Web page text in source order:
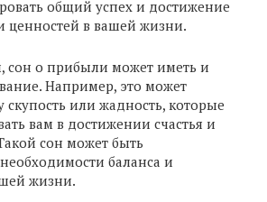
общий успех и достижение
ценностей в вашей жизни.
сон о прибыли может иметь и
Например, это может
скупость или жадность, которые
вам в достижении счастья и
сон может быть
баланса и
жизни.